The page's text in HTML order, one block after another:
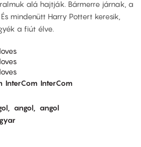
alá hajtják. Bármerre járnak, a
mindenütt Harry Pottert keresik,
a fiút élve.
InterCom InterCom
angol
angol